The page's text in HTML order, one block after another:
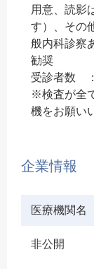
用意、読影
す）、その
般内科診察
勧奨
受診者数
※検査が全
機をお願い
企業情報
医療機関名
非公開